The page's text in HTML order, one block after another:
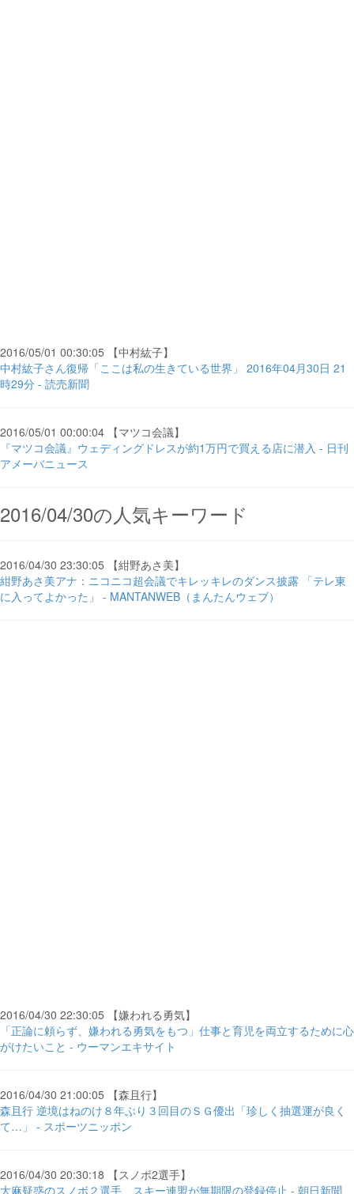
2016/05/01 00:30:05 【中村紘子】
中村紘子さん復帰「ここは私の生きている世界」 2016年04月30日 21
時29分 - 読売新聞
2016/05/01 00:00:04 【マツコ会議】
『マツコ会議』ウェディングドレスが約1万円で買える店に潜入 - 日刊
アメーバニュース
2016/04/30の人気キーワード
2016/04/30 23:30:05 【紺野あさ美】
紺野あさ美アナ：ニコニコ超会議でキレッキレのダンス披露 「テレ東
に入ってよかった」 - MANTANWEB（まんたんウェブ）
2016/04/30 22:30:05 【嫌われる勇気】
「正論に頼らず、嫌われる勇気をもつ」仕事と育児を両立するために心
がけたいこと - ウーマンエキサイト
2016/04/30 21:00:05 【森且行】
森且行 逆境はねのけ８年ぶり３回目のＳＧ優出「珍しく抽選運が良く
て…」 - スポーツニッポン
2016/04/30 20:30:18 【スノボ2選手】
大麻疑惑のスノボ２選手、スキー連盟が無期限の登録停止 - 朝日新聞